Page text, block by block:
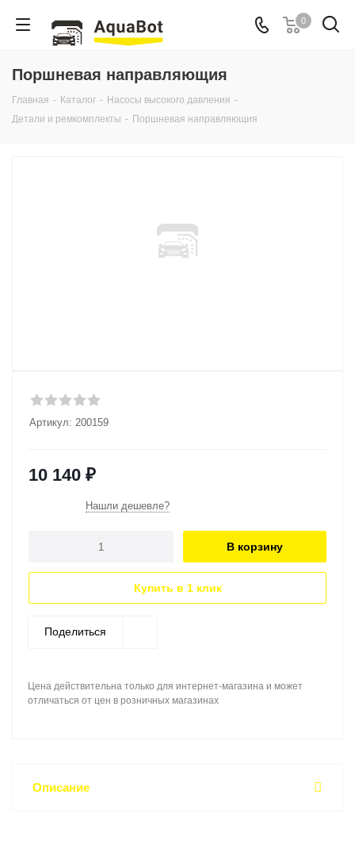
0
Поршневая направляющия
Главная - Каталог - Насосы высокого давления -
Детали и ремкомплекты - Поршневая направляющия
Артикул: 200159
10 140 ₽
Нашли дешевле?
В корзину
Купить в 1 клик
Поделиться
Цена действительна только для интернет-магазина и может
отличаться от цен в розничных магазинах
Описание